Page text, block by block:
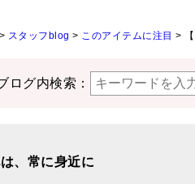
スタッフblog > このアイテムに注目 >
ログ内検索：
、常に身近に